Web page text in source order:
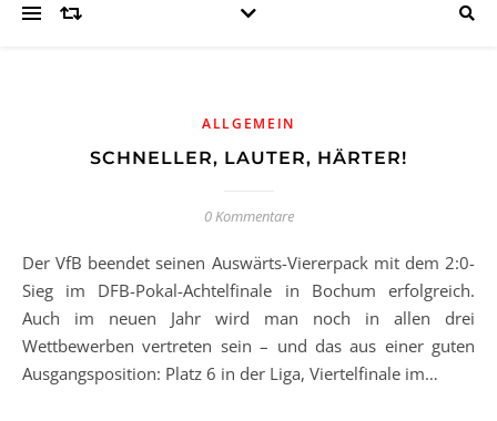
ALLGEMEIN
SCHNELLER, LAUTER, HÄRTER!
0 Kommentare
Der VfB beendet seinen Auswärts-Viererpack mit dem 2:0-
Sieg im DFB-Pokal-Achtelfinale in Bochum erfolgreich.
Auch im neuen Jahr wird man noch in allen drei
Wettbewerben vertreten sein – und das aus einer guten
Ausgangsposition: Platz 6 in der Liga, Viertelfinale im…